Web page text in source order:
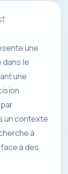
une
le
une
un contexte
à
à des